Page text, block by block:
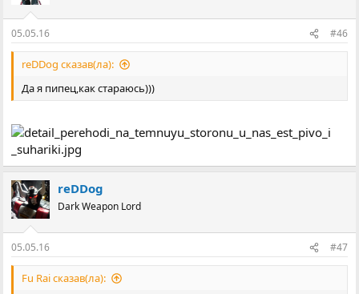
05.05.16 #46
reDDog сказав(ла):
Да я пипец,как стараюсь)))
reDDog
Dark Weapon Lord
05.05.16 #47
Fu Rai сказав(ла):